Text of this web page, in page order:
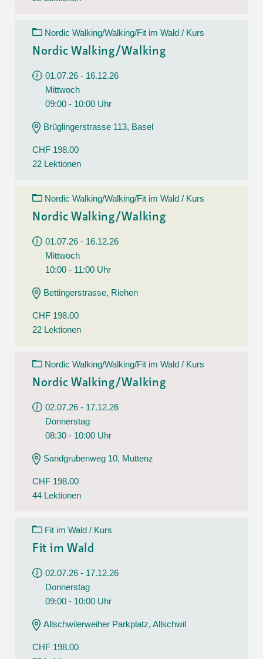
Nordic Walking/Walking/Fit im Wald / Kurs
Nordic Walking/Walking
01.07.26 - 16.12.26
Mittwoch
09:00 - 10:00 Uhr
Brüglingerstrasse 113, Basel
CHF 198.00
22 Lektionen
Nordic Walking/Walking/Fit im Wald / Kurs
Nordic Walking/Walking
01.07.26 - 16.12.26
Mittwoch
10:00 - 11:00 Uhr
Bettingerstrasse, Riehen
CHF 198.00
22 Lektionen
Nordic Walking/Walking/Fit im Wald / Kurs
Nordic Walking/Walking
02.07.26 - 17.12.26
Donnerstag
08:30 - 10:00 Uhr
Sandgrubenweg 10, Muttenz
CHF 198.00
44 Lektionen
Fit im Wald / Kurs
Fit im Wald
02.07.26 - 17.12.26
Donnerstag
09:00 - 10:00 Uhr
Allschwilerweiher Parkplatz, Allschwil
CHF 198.00